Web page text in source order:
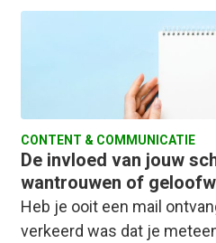
CONTENT & COMMUNICATIE
De invloed van jouw
wantrouwen of
Heb je ooit een mail
verkeerd was dat je